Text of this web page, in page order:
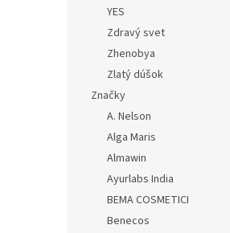
YES
Zdravý svet
Zhenobya
Zlatý dúšok
Značky
A. Nelson
Alga Maris
Almawin
Ayurlabs India
BEMA COSMETICI
Benecos